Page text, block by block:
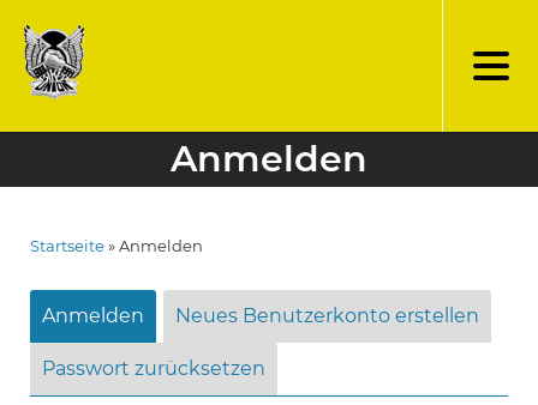
zum
Inhalt
Anmelden
Startseite Anmelden
Primary
tabs
Anmelden Neues Benutzerkonto erstellen
Passwort zurücksetzen